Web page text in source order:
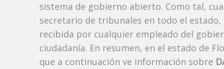
sistema de gobierno abierto. Como tal,
secretario de tribunales en todo el
recibida por cualquier empleado del
ciudadanía. En resumen, en el estado de
que a continuación ve información sobre